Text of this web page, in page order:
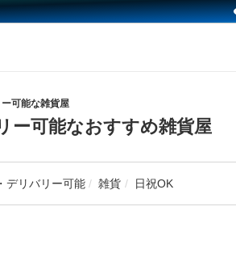
可能な雑貨屋
ー可能なおすすめ雑貨屋
デリバリー可能 雑貨 日祝OK